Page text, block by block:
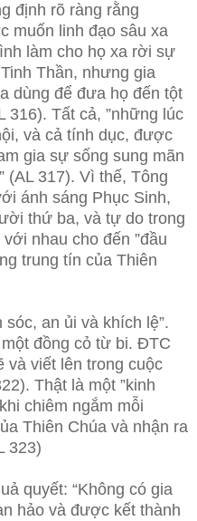
định rõ ràng rằng
muốn linh đạo sâu xa
làm cho họ xa rời sự
Thần, nhưng gia
dùng để đưa họ đến tột
316). Tất cả, ”những lúc
và cả tính dục, được
gia sự sống sung mãn
(AL 317). Vì thế, Tông
ánh sáng Phục Sinh,
thứ ba, và tự do trong
nhau cho đến ”đầu
trung tín của Thiên
sóc, an ủi và khích lệ”.
đồng cỏ từ bi. ĐTC
viết lên trong cuộc
Thật là một ”kinh
chiêm ngắm mỗi
Thiên Chúa và nhận ra
323)
quyết: “Không có gia
hảo và được kết thành